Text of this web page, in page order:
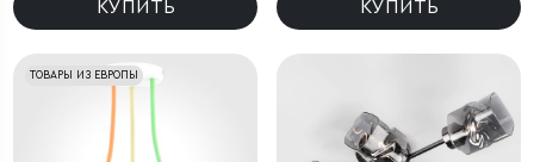
КУПИТЬ КУПИТЬ
ТОВАРЫ ИЗ ЕВРОПЫ